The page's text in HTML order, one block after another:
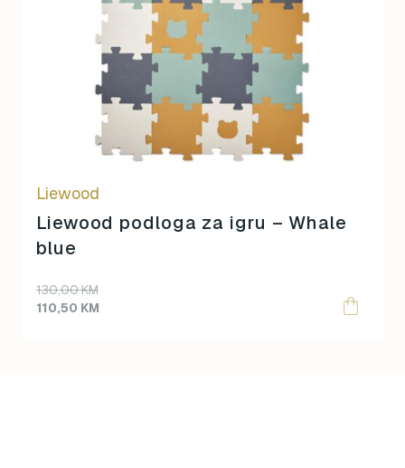
Liewood
Liewood podloga za igru – Whale
blue
130,00KM
Original
price
110,50 KM
Current
price